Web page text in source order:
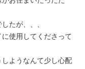
たが、、、
使用してくださって
ようなんて少し心配